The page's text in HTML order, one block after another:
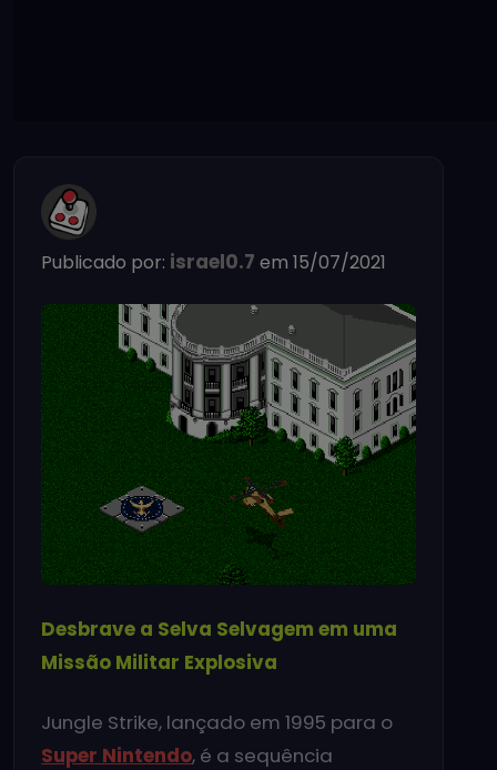
Publicado por: israel0.7 em 15/07/2021
Desbrave a Selva Selvagem em uma
Missão Militar Explosiva
Jungle Strike, lançado em 1995 para o
Super Nintendo, é a sequência